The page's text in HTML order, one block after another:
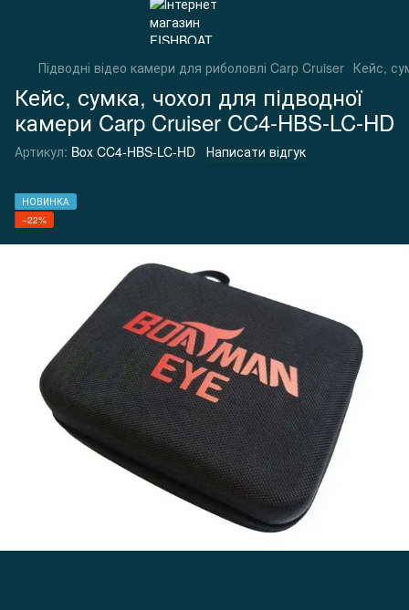
Підводні відео камери для риболовлі Carp Cruiser Кейс,
Кейс, сумка, чохол для підводної
камери Carp Cruiser CC4-HBS-LC-HD
Артикул: Box CC4-HBS-LC-HD Написати відгук
НОВИНКА
−22%